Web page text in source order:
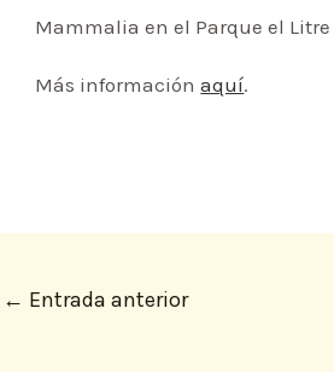
Mammalia en el Parque el Litre
Más informaciónaquí.
← Entrada anterior